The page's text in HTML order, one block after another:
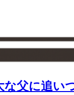
な父に追い